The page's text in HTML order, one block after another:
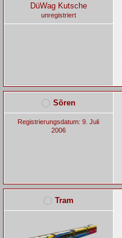
DüWag Kutsche
unregistriert
Sören
Registrierungsdatum: 9. Juli
2006
Tram